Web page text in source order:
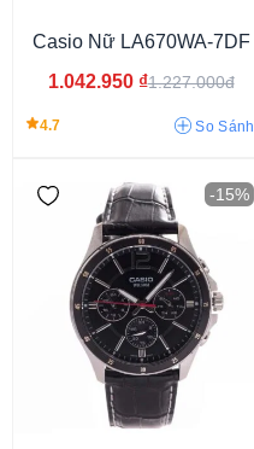
Casio Sheen
Casio Protrek
Casio Nữ LA670WA-7DF
1.042.950 ₫1.227.000đ
4.7 So Sánh
-15%